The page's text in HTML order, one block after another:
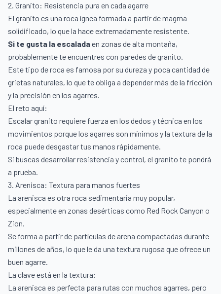
2. Granito: Resistencia pura en cada agarre
El granito es una roca ígnea formada a partir de magma
solidificado, lo que la hace extremadamente resistente.
Si te gusta la escaladaen zonas de alta montaña,
probablemente te encuentres con paredes de granito.
Este tipo de roca es famosa por su dureza y poca cantidad de
grietas naturales, lo que te obliga a depender más de la fricción
y la precisión en los agarres.
El reto aquí:
Escalar granito requiere fuerza en los dedos y técnica en los
movimientos porque los agarres son mínimos y la textura de la
roca puede desgastar tus manos rápidamente.
Si buscas desarrollar resistencia y control, el granito te pondrá
a prueba.
3. Arenisca: Textura para manos fuertes
La arenisca es otra roca sedimentaria muy popular,
especialmente en zonas desérticas como Red Rock Canyon o
Zion.
Se forma a partir de partículas de arena compactadas durante
millones de años, lo que le da una textura rugosa que ofrece un
buen agarre.
La clave está en la textura:
La arenisca es perfecta para rutas con muchos agarres, pero